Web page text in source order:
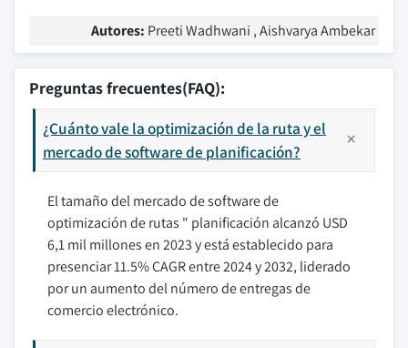
Autores: Preeti Wadhwani , Aishvarya Ambekar
Preguntas frecuentes(FAQ):
¿Cuánto vale la optimización de la ruta y el
mercado de software de planificación?
El tamaño del mercado de software de
optimización de rutas " planificación alcanzó USD
6,1 mil millones en 2023 y está establecido para
presenciar 11.5% CAGR entre 2024 y 2032, liderado
por un aumento del número de entregas de
comercio electrónico.